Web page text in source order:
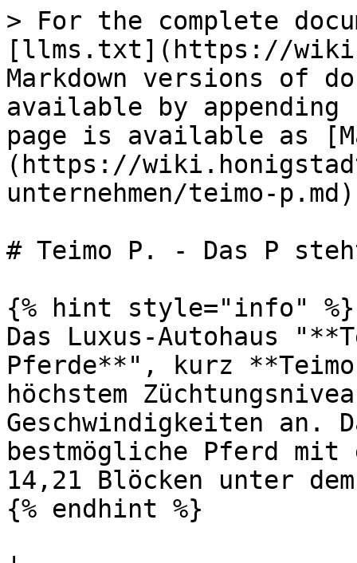
> For the complete
[llms.txt](https://
Markdown versions of
available by
page is available as
(https://
unternehmen/teimo-
# Teimo P. - Das P
{% hint style="info" %}
Das Luxus-Autohaus
Pferde**", kurz
höchstem
Geschwindigkeiten an.
bestmögliche Pferd mit
14,21 Blöcken unter dem
{% endhint %}